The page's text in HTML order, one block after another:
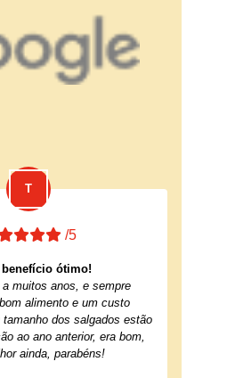
/5
ótimo!
muitos anos, e sempre
alimento e um custo
dos salgados estão
ao ano anterior, era bom,
ainda, parabéns!